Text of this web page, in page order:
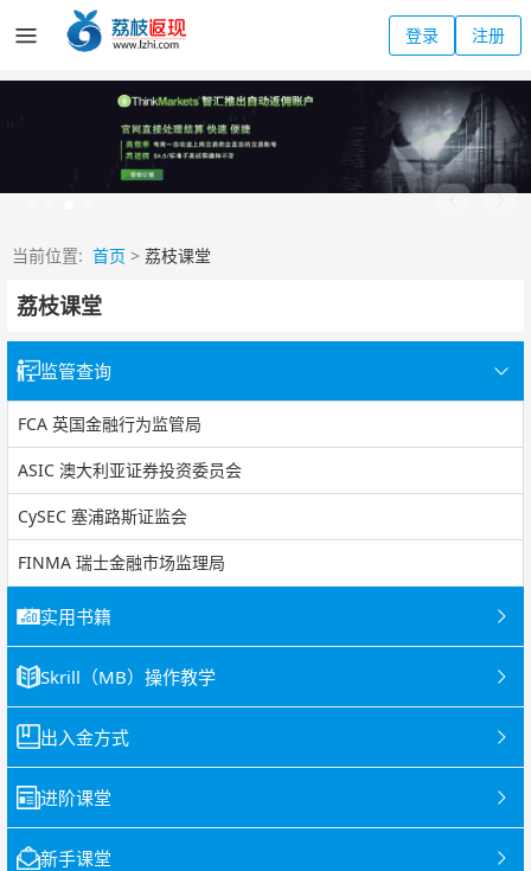
登录 注册
当前位置: 首页 > 荔枝课堂
荔枝课堂
监管查询
FCA 英国金融行为监管局
ASIC 澳大利亚证券投资委员会
CySEC 塞浦路斯证监会
FINMA 瑞士金融市场监理局
实用书籍
Skrill（MB）操作教学
出入金方式
进阶课堂
新手课堂